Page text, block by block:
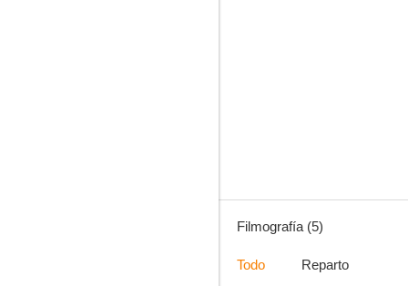
Filmografía (5)
Todo Reparto